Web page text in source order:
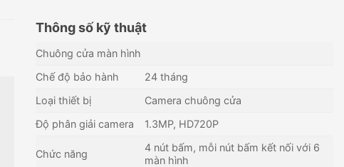
Thông số kỹ thuật
Chuông cửa màn hình
Chế độ bảo hành
24 tháng
Loại thiết bị
Camera chuông cửa
Độ phân giải camera
1.3MP, HD720P
Chức năng
4 nút bấm, mỗi nút bấm kết nối với 6
màn hình